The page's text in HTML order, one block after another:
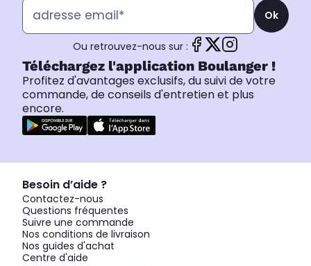
Ok
Ou retrouvez-nous sur :
Téléchargez l'application Boulanger !
Profitez d'avantages exclusifs, du suivi de votre
commande, de conseils d'entretien et plus
encore.
Besoin d’aide ?
Contactez-nous
Questions fréquentes
Suivre une commande
Nos conditions de livraison
Nos guides d'achat
Centre d'aide